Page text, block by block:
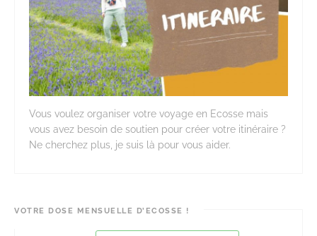
Vous voulez organiser votre voyage en Ecosse mais
vous avez besoin de soutien pour créer votre itinéraire ?
Ne cherchez plus, je suis là pour vous aider.
VOTRE DOSE MENSUELLE D’ECOSSE !